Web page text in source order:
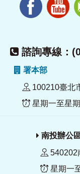
諮詢專線：
署本部
100210臺北
星期一至星
南投辦公
540202
星期一